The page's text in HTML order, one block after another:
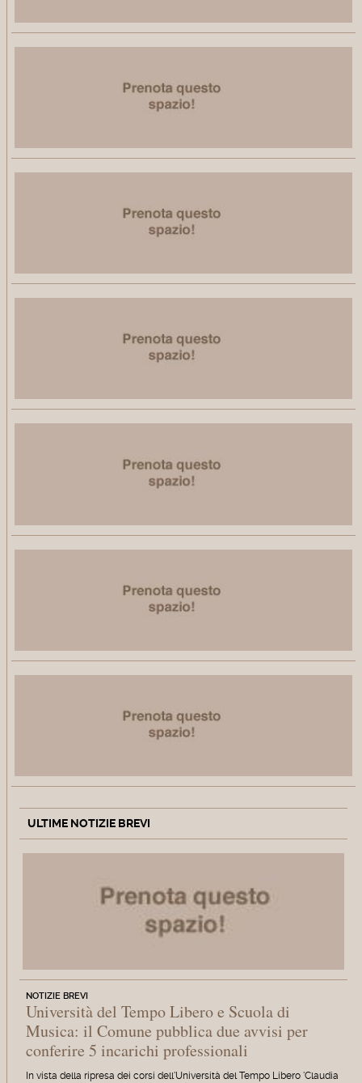
ULTIME NOTIZIE BREVI
NOTIZIE BREVI
Università del Tempo Libero e Scuola di
Musica: il Comune pubblica due avvisi per
conferire 5 incarichi professionali
In vista della ripresa dei corsi dell'Università del Tempo Libero 'Claudia